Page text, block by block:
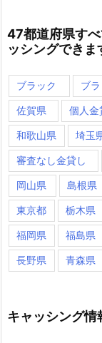
47都道府県す
ッシングできま
ブラック ブ
佐賀県 個人金
和歌山県 埼玉
審査なし金貸し
岡山県 島根県
東京都 栃木県
福岡県 福島県
長野県 青森県
キャッシング情